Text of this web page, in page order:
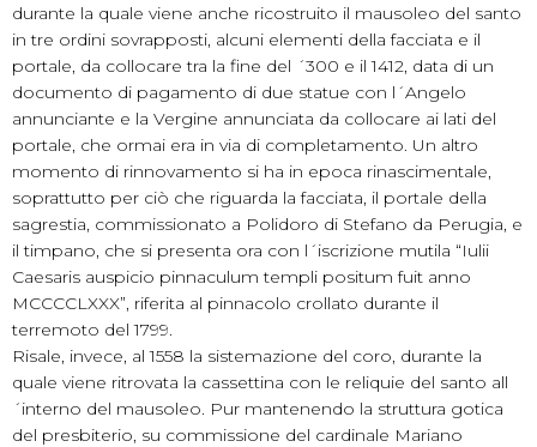
durante la quale viene anche ricostruito il mausoleo del santo
in tre ordini sovrapposti, alcuni elementi della facciata e il
portale, da collocare tra la fine del ´300 e il 1412, data di un
documento di pagamento di due statue con l´Angelo
annunciante e la Vergine annunciata da collocare ai lati del
portale, che ormai era in via di completamento. Un altro
momento di rinnovamento si ha in epoca rinascimentale,
soprattutto per ciò che riguarda la facciata, il portale della
sagrestia, commissionato a Polidoro di Stefano da Perugia, e
il timpano, che si presenta ora con l´iscrizione mutila “Iulii
Caesaris auspicio pinnaculum templi positum fuit anno
MCCCCLXXX”, riferita al pinnacolo crollato durante il
terremoto del 1799.
Risale, invece, al 1558 la sistemazione del coro, durante la
quale viene ritrovata la cassettina con le reliquie del santo all
´interno del mausoleo. Pur mantenendo la struttura gotica
del presbiterio, su commissione del cardinale Mariano